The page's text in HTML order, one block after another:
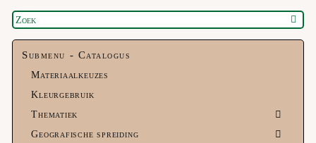
Submenu - Catalogus
Materiaalkeuzes
Kleurgebruik
Thematiek
Geografische spreiding